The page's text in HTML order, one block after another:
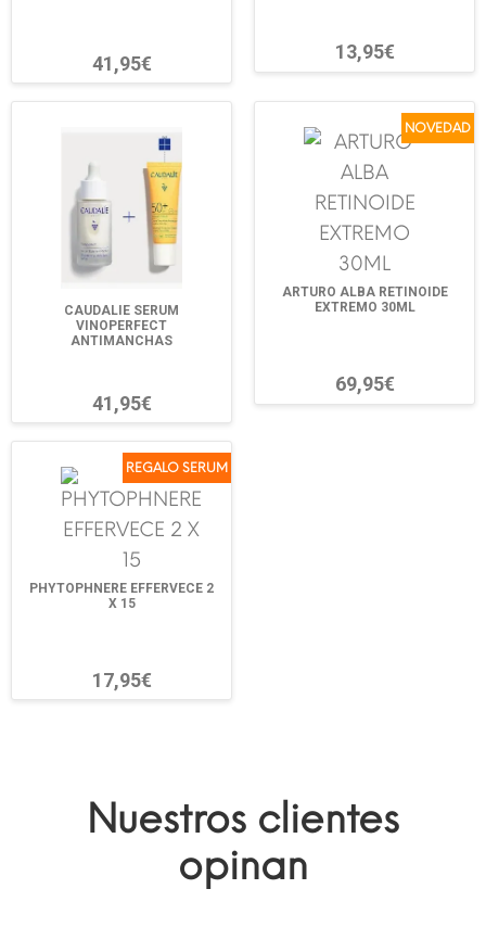
41,95€
13,95€
CAUDALIE SERUM
VINOPERFECT
ANTIMANCHAS
41,95€
NOVEDAD
ARTURO ALBA RETINOIDE
EXTREMO 30ML
69,95€
REGALO SERUM
PHYTOPHNERE EFFERVECE 2
X 15
17,95€
Nuestros clientes
opinan